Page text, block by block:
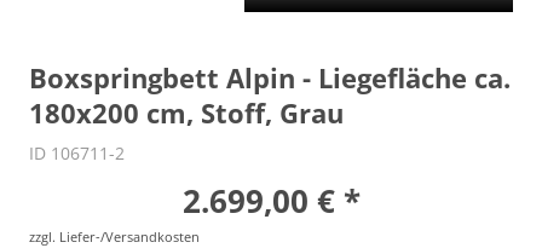
Boxspringbett Alpin - Liegefläche ca.
180x200 cm, Stoff, Grau
ID 106711-2
2.699,00 € *
zzgl. Liefer-/Versandkosten